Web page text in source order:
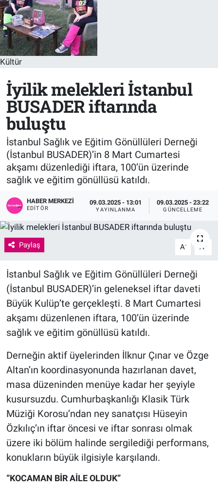
Kültür
İyilik melekleri İstanbul
BUSADER iftarında
buluştu
İstanbul Sağlık ve Eğitim Gönüllüleri Derneği
(İstanbul BUSADER)’in 8 Mart Cumartesi
akşamı düzenlediği iftara, 100’ün üzerinde
sağlık ve eğitim gönüllüsü katıldı.
HABER MERKEZI
EDITÖR
09.03.2025 - 13:01
YAYINLANMA
09.03.2025 - 23:22
GÜNCELLEME
Paylaş A- A +
İstanbul Sağlık ve Eğitim Gönüllüleri Derneği
(İstanbul BUSADER)’in geleneksel iftar daveti
Büyük Kulüp’te gerçekleşti. 8 Mart Cumartesi
akşamı düzenlenen iftara, 100’ün üzerinde
sağlık ve eğitim gönüllüsü katıldı.
Derneğin aktif üyelerinden İlknur Çınar ve Özge
Altan’ın koordinasyonunda hazırlanan davet,
masa düzeninden menüye kadar her şeyiyle
kusursuzdu. Cumhurbaşkanlığı Klasik Türk
Müziği Korosu’ndan ney sanatçısı Hüseyin
Özkılıç’ın iftar öncesi ve iftar sonrası olmak
üzere iki bölüm halinde sergilediği performans,
konukların büyük ilgisiyle karşılandı.
“KOCAMAN BİR AİLE OLDUK”
Sağlık
Spor
Tv Medya
KÜLTÜR SANAT